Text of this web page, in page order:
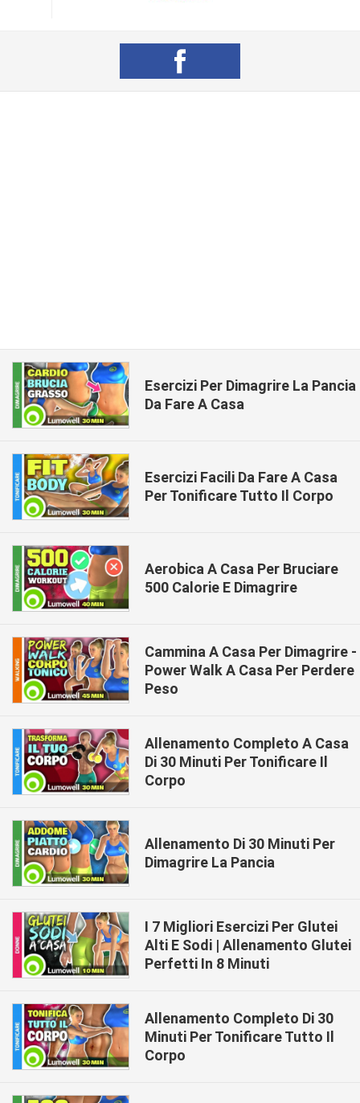
Esercizi Per Dimagrire La Pancia
Da Fare A Casa
Esercizi Facili Da Fare A Casa
Per Tonificare Tutto Il Corpo
Aerobica A Casa Per Bruciare
500 Calorie E Dimagrire
Cammina A Casa Per Dimagrire -
Power Walk A Casa Per Perdere
Peso
Allenamento Completo A Casa
Di 30 Minuti Per Tonificare Il
Corpo
Allenamento Di 30 Minuti Per
Dimagrire La Pancia
I 7 Migliori Esercizi Per Glutei
Alti E Sodi | Allenamento Glutei
Perfetti In 8 Minuti
Allenamento Completo Di 30
Minuti Per Tonificare Tutto Il
Corpo